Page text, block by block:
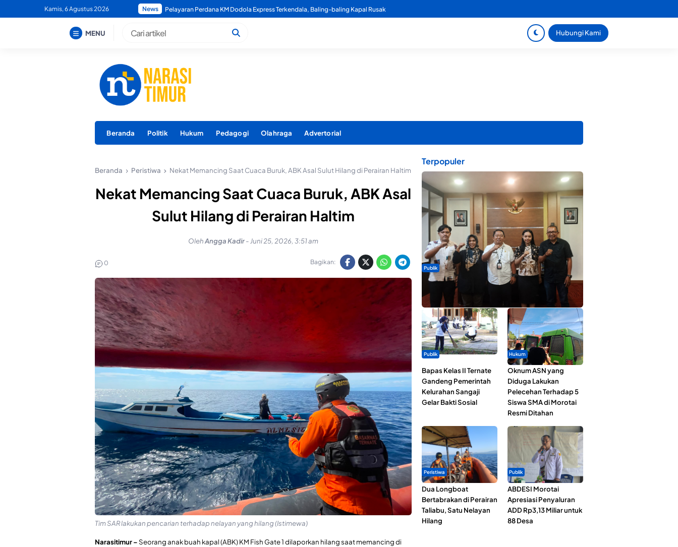
to
Kamis, 6 Agustus 2026 News Polda Maluku Utara Musnahkan Ribuan Liter Miras Hasil Operasi Penindakan Triwulan 2
MENU Hubungi Kami
Beranda Politik Hukum Pedagogi Olahraga Advertorial
Beranda Peristiwa Nekat Memancing Saat Cuaca Buruk, ABK Asal Sulut Hilang di Perairan Haltim
Nekat Memancing Saat Cuaca Buruk, ABK Asal
Sulut Hilang di Perairan Haltim
OlehAngga Kadir- Juni 25, 2026, 3:51 am
0 Bagikan:
Tim SAR lakukan pencarian terhadap nelayan yang hilang (Istimewa)
Narasitimur –Seorang anak buah kapal (ABK) KM Fish Gate 1 dilaporkan hilang saat memancing di
Terpopuler
Publik
Dua Talenta Muda Ternate Wakili Maluku Utara di
Gita Bahana Nusantara 2026
Publik
Bapas Kelas II Ternate
Gandeng Pemerintah
Kelurahan Sangaji
Gelar Bakti Sosial
Hukum
Oknum ASN yang
Diduga Lakukan
Pelecehan Terhadap 5
Siswa SMA di Morotai
Resmi Ditahan
Peristiwa
Dua Longboat
Bertabrakan di Perairan
Taliabu, Satu Nelayan
Hilang
Publik
ABDESI Morotai
Apresiasi Penyaluran
ADD Rp3,13 Miliar untuk
88 Desa